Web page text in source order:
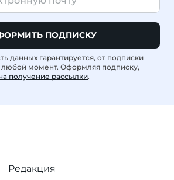
ПОДПИСКУ
данных гарантируется, от подписки
любой момент. Оформляя подписку,
получение рассылки.
Редакция